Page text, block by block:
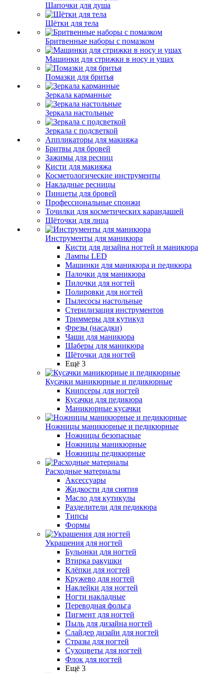
Шапочки для душа
Щётки для тела
Бритвенные наборы с помазком
Машинки для стрижки в носу и ушах
Помазки для бритья
Зеркала карманные
Зеркала настольные
Зеркала с подсветкой
Аппликаторы для макияжа
Бритвы для бровей
Зажимы для ресниц
Кисти для макияжа
Косметологические инструменты
Накладные ресницы
Пинцеты для бровей
Профессиональные спонжи
Точилки для косметических карандашей
Щёточки для лица
Инструменты для маникюра
Кисти для дизайна ногтей и маникюра
Лампы LED
Машинки для маникюра и педикюра
Палочки для маникюра
Пилочки для ногтей
Полировки для ногтей
Пылесосы настольные
Стерилизация инструментов
Триммеры для кутикул
Фрезы (насадки)
Чаши для маникюра
Шаберы для маникюра
Щёточки для ногтей
Ещё 3
Кусачки маникюрные и педикюрные
Книпсеры для ногтей
Кусачки для педикюра
Маникюрные кусачки
Ножницы маникюрные и педикюрные
Ножницы безопасные
Ножницы маникюрные
Ножницы педикюрные
Расходные материалы
Аксессуары
Жидкости для снятия
Масло для кутикулы
Разделители для педикюра
Типсы
Формы
Украшения для ногтей
Бульонки для ногтей
Втирка ракушки
Клёпки для ногтей
Кружево для ногтей
Наклейки для ногтей
Ногти накладные
Переводная фольга
Пигмент для ногтей
Пыль для дизайна ногтей
Слайдер дизайн для ногтей
Стразы для ногтей
Сухоцветы для ногтей
Флок для ногтей
Ещё 3